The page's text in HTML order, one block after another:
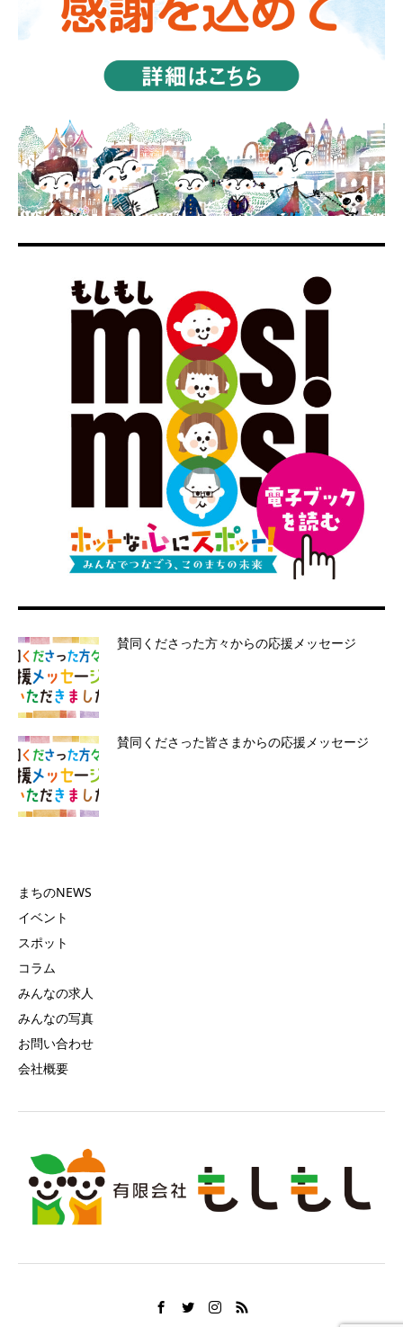
賛同くださった方々からの応援メッセージ
賛同くださった皆さまからの応援メッセージ
まちのNEWS
イベント
スポット
コラム
みんなの求人
みんなの写真
お問い合わせ
会社概要